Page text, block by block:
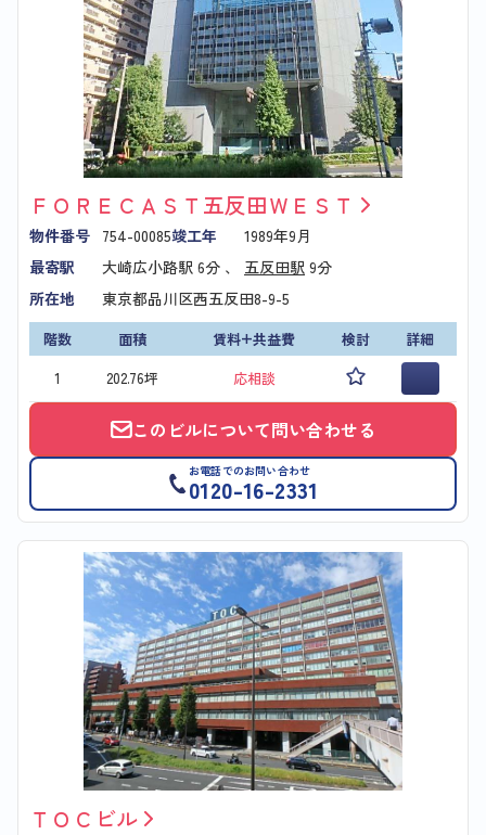
ＦＯＲＥＣＡＳＴ五反田ＷＥＳＴ
物件番号 754-00085竣工年
1989年9月
最寄駅
大崎広小路駅 6分 、 五反田駅 9分
所在地
東京都品川区西五反田8-9-5
階数 面積 賃料+共益費 検討
詳細
1
202.76坪 応相談
このビルについて問い合わせる
お電話でのお問い合わせ
0120-16-2331
ＴＯＣビル